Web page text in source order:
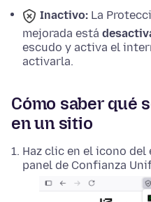
Inactivo: La
mejorada está
escudo y activa el
activarla.
Cómo saber qué
en un sitio
Haz clic en el icono del
panel de Confianza